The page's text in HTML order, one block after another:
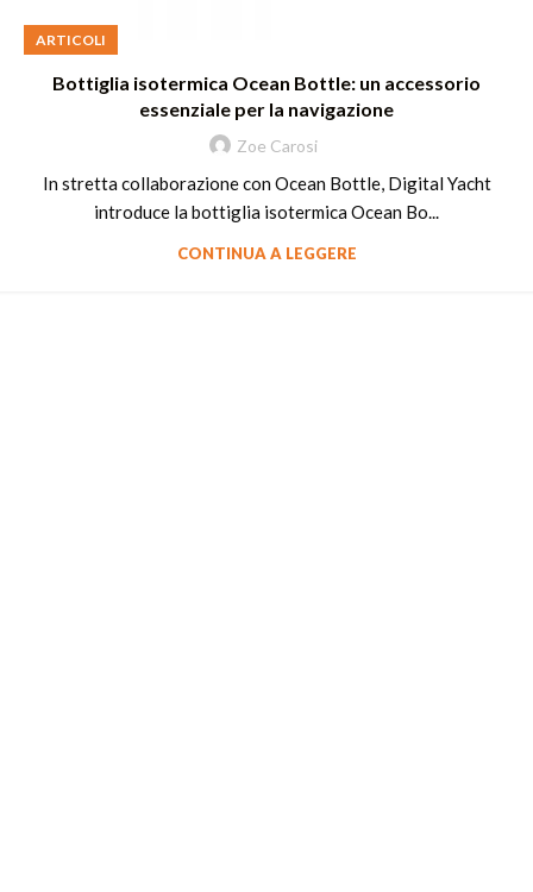
ARTICOLI
Bottiglia isotermica Ocean Bottle: un accessorio
essenziale per la navigazione
Zoe Carosi
In stretta collaborazione con Ocean Bottle, Digital Yacht
introduce la bottiglia isotermica Ocean Bo...
CONTINUA A LEGGERE